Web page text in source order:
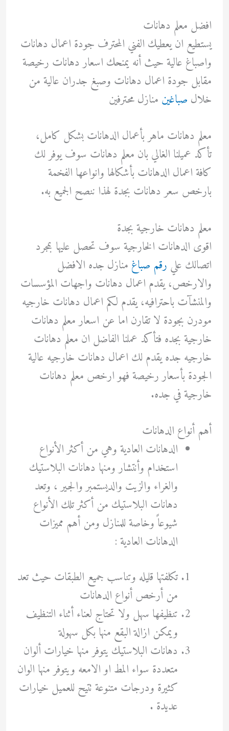
افضل معلم دهانات
يستطيع ان يعطيك الفني المحترف جودة اعمال دهانات
واصباغ عالية حيث أنه يمنحك اسعار دهانات رخيصة
مقابل جودة اعمال دهانات وصبغ جدران عالية من
خلال صباغين منازل محترفين
معلم دهانات ماهر بأعمال الدهانات بشكل كامل،
تأكد عميلنا الغالي بان معلم دهانات سوف يوفر لك
كافة اعمال الدهانات بأشكالها وانواعها الفخمة
بارخص سعر دهانات بجدة لهذا ننصح الجميع به.
معلم دهانات خارجية بجدة
اقوى الدهانات الخارجية سوف تحصل عليها بمجرد
اتصالك علي رقم صباغ منازل جده الافضل
والارخص، يقدم اعمال دهانات واجهات المؤسسات
والمنشآت باحترافيه، يقدم لكم اعمال دهانات خارجيه
مودرن بجودة لا تقارن اما عن اسعار معلم دهانات
خارجية بجده فتأكد عملنا الفاضل ان معلم دهانات
خارجيه جده يقدم لك اعمال دهانات خارجيه عالية
الجودة بأسعار رخيصة فهو ارخص معلم دهانات
خارجية في جده.
أهم أنواع الدهانات
الدهانات العادية وهي من أكثر الأنواع
استخدام وأنتشار ومنها دهانات البلاستيك
والغراء والزيت والديستمبر والجير ، وتعد
دهانات البلاستيك من أكثر تلك الأنواع
شيوعاً وخاصة للمنازل ومن أهم مميزات
الدهانات العادية :
تكلفتها قليله وتناسب جميع الطبقات حيث تعد
من أرخص أنواع الدهانات
تنظيفها سهل ولا تحتاج لعناء أثناء التنظيف
ويمكن ازالة البقع منها بكل سهولة
دهانات البلاستيك يتوفر منها خيارات ألوان
متعددة سواء المط او الامعه ويتوفر منها الوان
كثيرة ودرجات متنوعة تتيح للعميل خيارات
عديدة .